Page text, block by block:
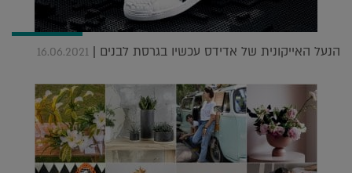
הנעל האייקונית של אדידס עכשיו בגרסת לבנים | 16.06.2021